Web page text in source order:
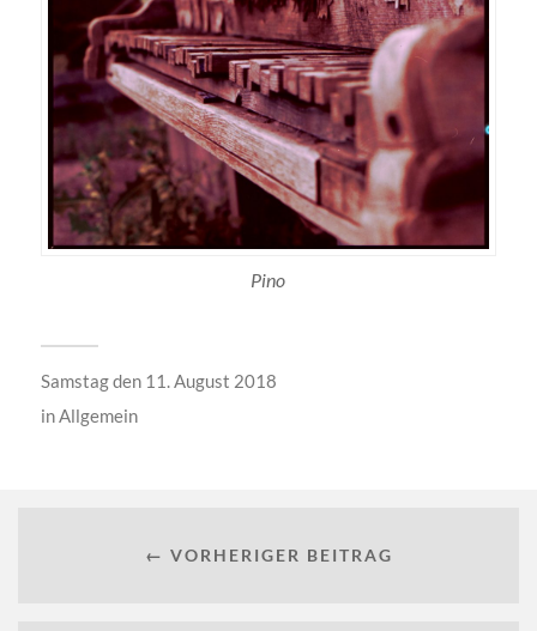
Pino
Samstag den 11. August 2018
inAllgemein
← VORHERIGER BEITRAG